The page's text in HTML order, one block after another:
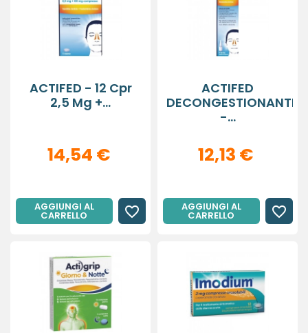
ACTIFED - 12 Cpr
2,5 Mg +...
14,54 €
AGGIUNGI AL
CARRELLO favorite_border
ACTIFED
DECONGESTIONANTE
-...
12,13 €
AGGIUNGI AL
CARRELLO favorite_border